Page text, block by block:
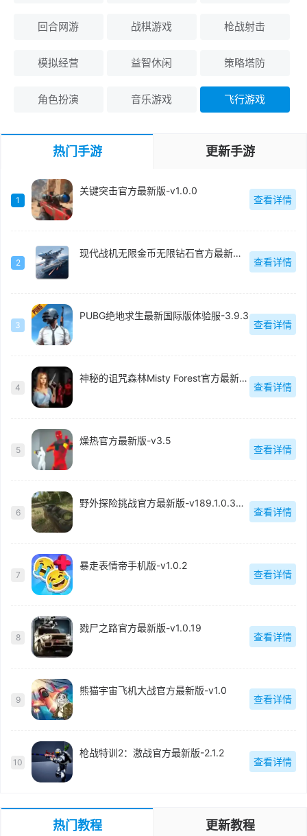
回合网游 战棋游戏 枪战射击
模拟经营 益智休闲 策略塔防
角色扮演 音乐游戏 飞行游戏
热门手游 更新手游
1
关键突击官方最新版-v1.0.0
查看详情
2
现代战机无限金币无限钻石官方最新版-1.20.2
查看详情
3
PUBG绝地求生最新国际版体验服-3.9.3
查看详情
4
神秘的诅咒森林Misty Forest官方最新版-v1.7
查看详情
5
燥热官方最新版-v3.5
查看详情
6
野外探险挑战官方最新版-v189.1.0.3018
查看详情
7
暴走表情帝手机版-v1.0.2
查看详情
8
戮尸之路官方最新版-v1.0.19
查看详情
9
熊猫宇宙飞机大战官方最新版-v1.0
查看详情
10
枪战特训2：激战官方最新版-2.1.2
查看详情
热门教程 更新教程